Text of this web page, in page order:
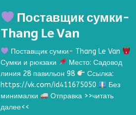
Поставщик сумки-
Thang Le Van
Поставщик сумки- Thang Le Van
Сумки и рюкзаки
Место: Садовод
линия 28 павильон 98
Ссылка:
https://vk.com/id411675050
Без
минималки
Отправка >>читать
далее<<